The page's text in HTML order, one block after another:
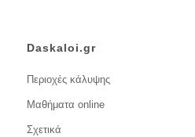
Daskaloi.gr
Περιοχές κάλυψης
Μαθήματα online
Σχετικά